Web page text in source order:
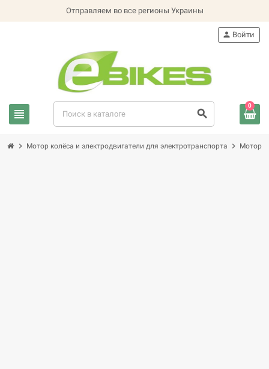
Отправляем во все регионы Украины
view_headline search
person Войти
0
chevron_right Мотор колёса и электродвигатели для электротранспорта chevron_right Мотор